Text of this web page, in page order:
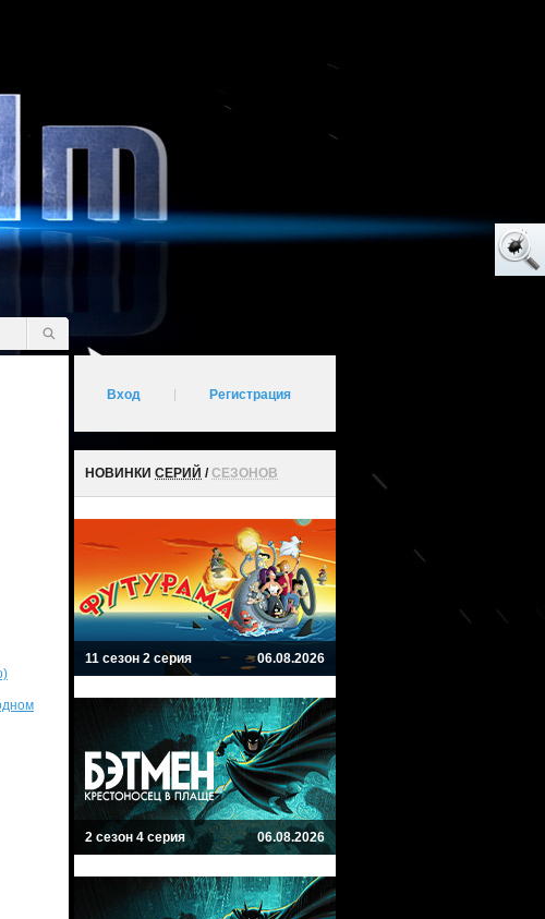
Вход Регистрация
НОВИНКИ СЕРИЙ /СЕЗОНОВ
11 сезон 2 серия 06.08.2026
2 сезон 4 серия 06.08.2026